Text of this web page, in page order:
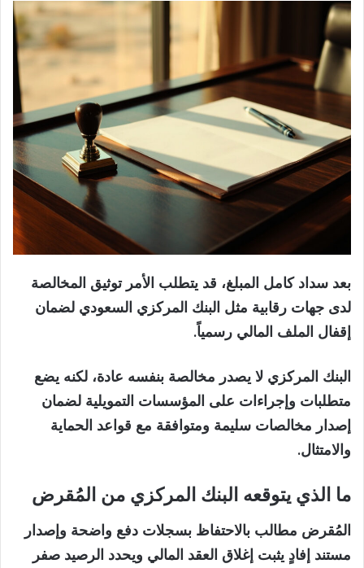
بعد سداد كامل المبلغ، قد يتطلب الأمر توثيق المخالصة
لدى جهات رقابية مثل البنك المركزي السعودي لضمان
إقفال الملف المالي رسمياً.
البنك المركزي لا يصدر مخالصة بنفسه عادة، لكنه يضع
متطلبات وإجراءات على المؤسسات التمويلية لضمان
إصدار مخالصات سليمة ومتوافقة مع قواعد الحماية
والامتثال.
ما الذي يتوقعه البنك المركزي من المُقرض
المُقرض مطالب بالاحتفاظ بسجلات دفع واضحة وإصدار
مستند إفادٍ يثبت إغلاق العقد المالي ويحدد الرصيد صفر